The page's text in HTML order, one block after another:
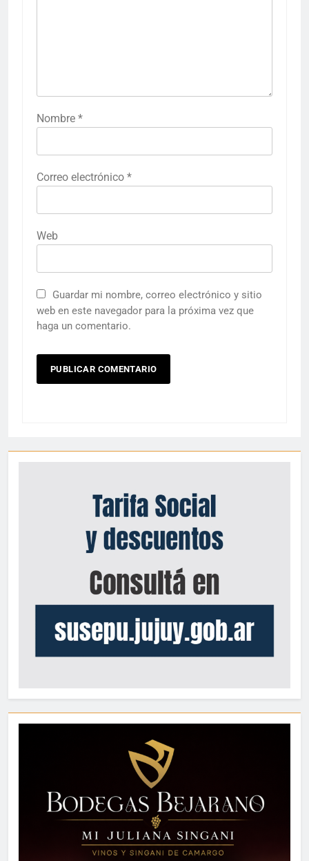
Nombre *
Correo electrónico *
Web
Guardar mi nombre, correo electrónico y sitio
web en este navegador para la próxima vez que
haga un comentario.